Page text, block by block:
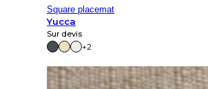
Square placemat
Yucca
Sur devis
+2